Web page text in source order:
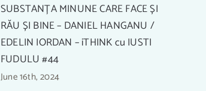
SUBSTANȚA MINUNE CARE FACE ȘI
RĂU ȘI BINE – DANIEL HANGANU /
EDELIN IORDAN – iTHINK cu IUSTI
FUDULU #44
June 16th, 2024